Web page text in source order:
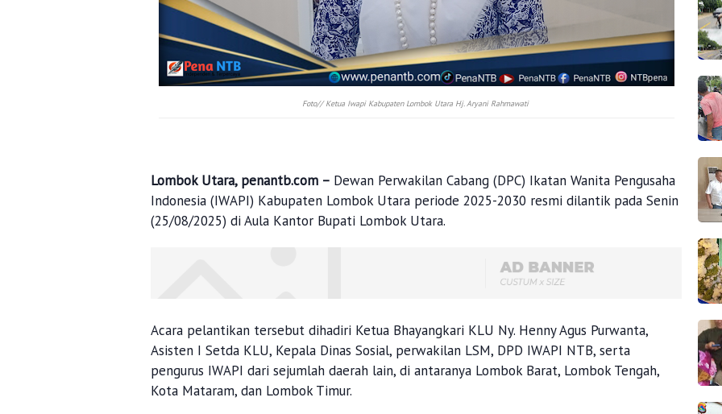
Foto// Ketua Iwapi Kabupaten Lombok Utara Hj. Aryani Rahmawati
Lombok Utara, penantb.com – Dewan Perwakilan Cabang (DPC) Ikatan Wanita Pengusaha
Indonesia (IWAPI) Kabupaten Lombok Utara periode 2025-2030 resmi dilantik pada Senin
(25/08/2025) di Aula Kantor Bupati Lombok Utara.
Acara pelantikan tersebut dihadiri Ketua Bhayangkari KLU Ny. Henny Agus Purwanta,
Asisten I Setda KLU, Kepala Dinas Sosial, perwakilan LSM, DPD IWAPI NTB, serta
pengurus IWAPI dari sejumlah daerah lain, di antaranya Lombok Barat, Lombok Tengah,
Kota Mataram, dan Lombok Timur.